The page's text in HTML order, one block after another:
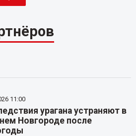
11:00
урагана устраняют в
Новгороде после